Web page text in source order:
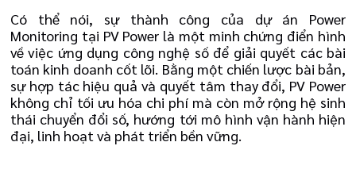
Có thể nói, sự thành công của dự án Power
Monitoring tại PV Power là một minh chứng điển hình
về việc ứng dụng công nghệ số để giải quyết các bài
toán kinh doanh cốt lõi. Bằng một chiến lược bài bản,
sự hợp tác hiệu quả và quyết tâm thay đổi, PV Power
không chỉ tối ưu hóa chi phí mà còn mở rộng hệ sinh
thái chuyển đổi số, hướng tới mô hình vận hành hiện
đại, linh hoạt và phát triển bền vững.